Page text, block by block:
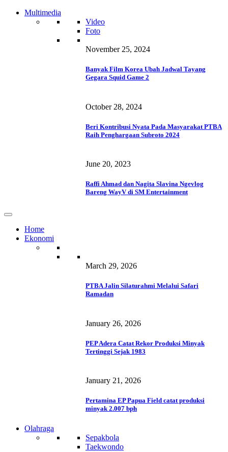
Multimedia
Video
Foto
November 25, 2024
Banyak Film Korea Ubah Jadwal Tayang
Gegara Squid Game 2
October 28, 2024
Beri Kontribusi Nyata Pada Masyarakat PTBA
Raih Penghargaan Subroto 2024
June 20, 2023
Raffi Ahmad dan Nagita Slavina Ngevlog
Bareng WayV di SM Entertainment
Home
Ekonomi
March 29, 2026
PTBA Jalin Silaturahmi Melalui Safari
Ramadan
January 26, 2026
PEP Adera Catat Rekor Produksi Minyak
Tertinggi Sejak 1983
January 21, 2026
Pertamina EP Papua Field catat produksi
minyak 2.007 bph
Olahraga
Sepakbola
Taekwondo